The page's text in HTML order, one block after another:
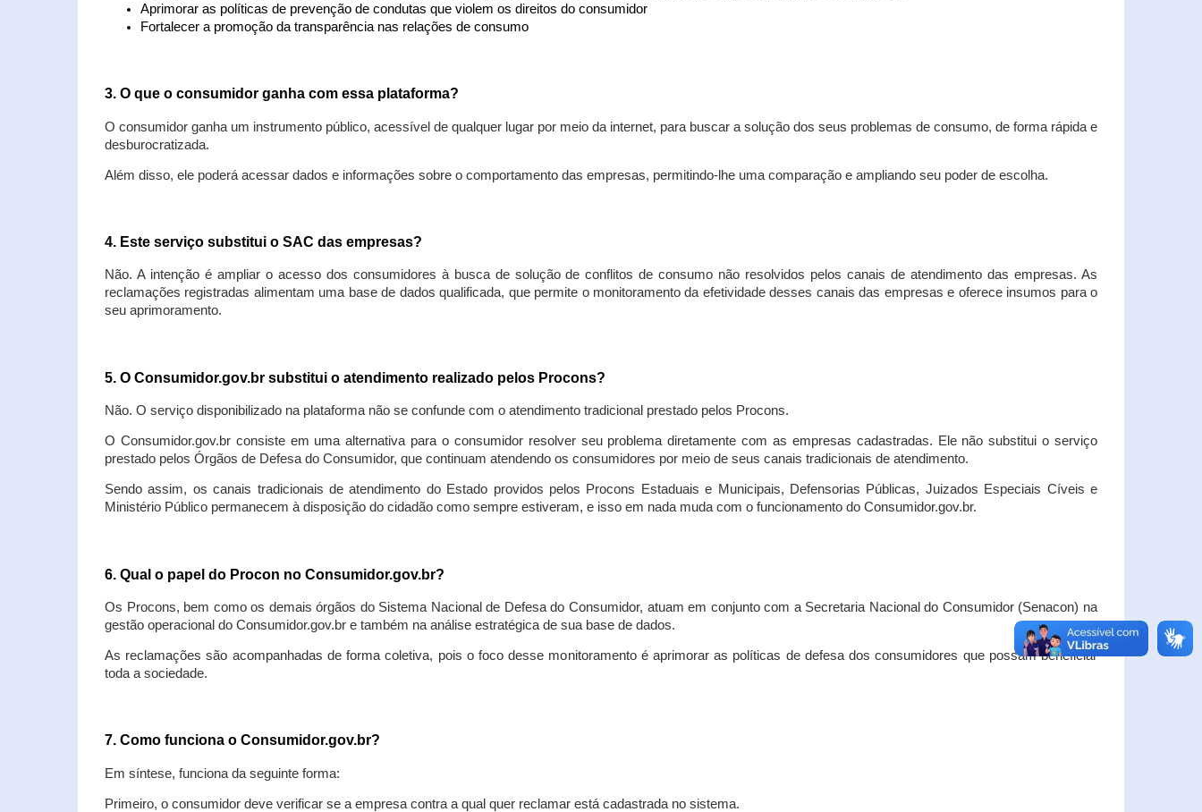
Aprimorar as políticas de prevenção de condutas que violem os direitos do consumidor
Fortalecer a promoção da transparência nas relações de consumo
3. O que o consumidor ganha com essa plataforma?
O consumidor ganha um instrumento público, acessível de qualquer lugar por meio da internet, para buscar a solução dos seus problemas de consumo, de forma rápida e
desburocratizada.
Além disso, ele poderá acessar dados e informações sobre o comportamento das empresas, permitindo-lhe uma comparação e ampliando seu poder de escolha.
4. Este serviço substitui o SAC das empresas?
Não. A intenção é ampliar o acesso dos consumidores à busca de solução de conflitos de consumo não resolvidos pelos canais de atendimento das empresas. As
reclamações registradas alimentam uma base de dados qualificada, que permite o monitoramento da efetividade desses canais das empresas e oferece insumos para o
seu aprimoramento.
5. O Consumidor.gov.br substitui o atendimento realizado pelos Procons?
Não. O serviço disponibilizado na plataforma não se confunde com o atendimento tradicional prestado pelos Procons.
O Consumidor.gov.br consiste em uma alternativa para o consumidor resolver seu problema diretamente com as empresas cadastradas. Ele não substitui o serviço
prestado pelos Órgãos de Defesa do Consumidor, que continuam atendendo os consumidores por meio de seus canais tradicionais de atendimento.
Sendo assim, os canais tradicionais de atendimento do Estado providos pelos Procons Estaduais e Municipais, Defensorias Públicas, Juizados Especiais Cíveis e
Ministério Público permanecem à disposição do cidadão como sempre estiveram, e isso em nada muda com o funcionamento do Consumidor.gov.br.
6. Qual o papel do Procon no Consumidor.gov.br?
Os Procons, bem como os demais órgãos do Sistema Nacional de Defesa do Consumidor, atuam em conjunto com a Secretaria Nacional do Consumidor (Senacon) na
gestão operacional do Consumidor.gov.br e também na análise estratégica de sua base de dados.
As reclamações são acompanhadas de forma coletiva, pois o foco desse monitoramento é aprimorar as políticas de defesa dos consumidores que possam beneficiar
toda a sociedade.
7. Como funciona o Consumidor.gov.br?
Em síntese, funciona da seguinte forma:
Primeiro, o consumidor deve verificar se a empresa contra a qual quer reclamar está cadastrada no sistema.